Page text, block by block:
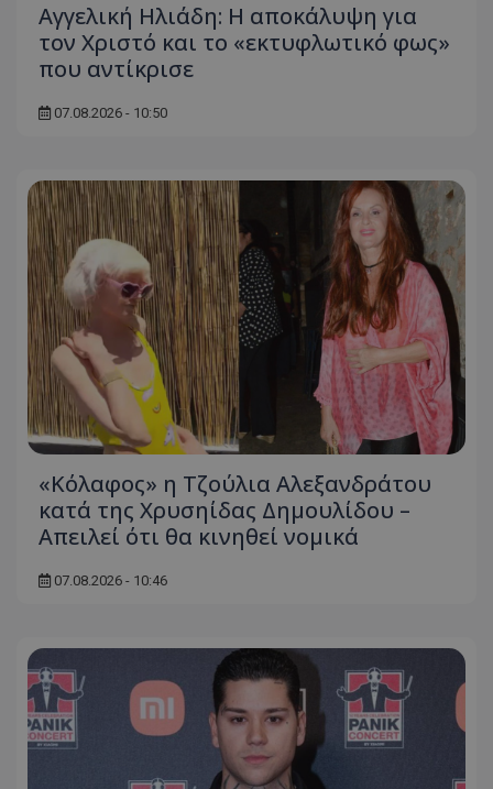
Αγγελική Ηλιάδη: Η αποκάλυψη για
τον Χριστό και το «εκτυφλωτικό φως»
που αντίκρισε
07.08.2026 - 10:50
«Κόλαφος» η Τζούλια Αλεξανδράτου
κατά της Χρυσηίδας Δημουλίδου –
Απειλεί ότι θα κινηθεί νομικά
07.08.2026 - 10:46